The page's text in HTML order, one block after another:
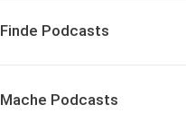
Finde Podcasts
Mache Podcasts